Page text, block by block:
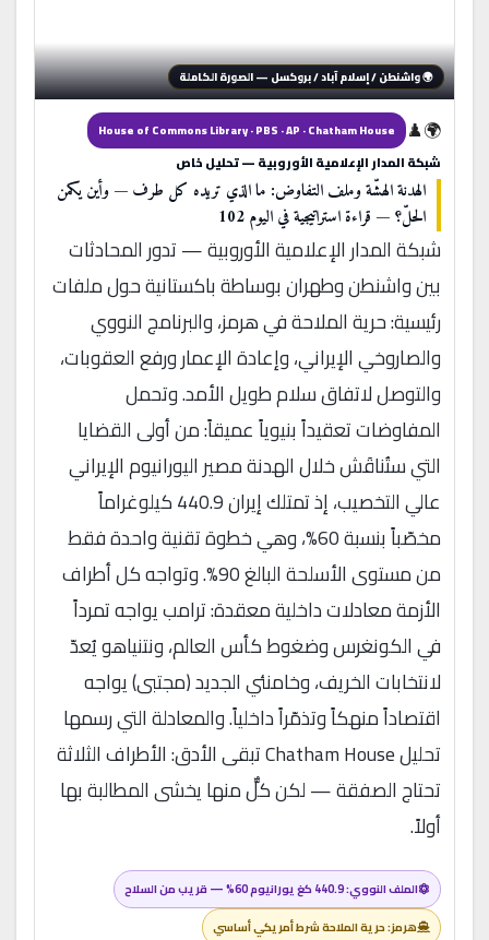
🌍 واشنطن / إسلام آباد / بروكسل — الصورة الكاملة
🌍♟️
House of Commons Library · PBS · AP · Chatham House
شبكة المدار الإعلامية الأوروبية — تحليل خاص
الهدنة الهشّة وملف التفاوض: ما الذي تريده كل طرف — وأين يكمن
الحلّ؟ — قراءة استراتيجية في اليوم 102
شبكة المدار الإعلامية الأوروبية — تدور المحادثات
بين واشنطن وطهران بوساطة باكستانية حول ملفات
رئيسية: حرية الملاحة في هرمز، والبرنامج النووي
والصاروخي الإيراني، وإعادة الإعمار ورفع العقوبات،
والتوصل لاتفاق سلام طويل الأمد. وتحمل
المفاوضات تعقيداً بنيوياً عميقاً: من أولى القضايا
التي ستُناقَش خلال الهدنة مصير اليورانيوم الإيراني
عالي التخصيب، إذ تمتلك إيران 440.9 كيلوغراماً
مخصّباً بنسبة 60%، وهي خطوة تقنية واحدة فقط
من مستوى الأسلحة البالغ 90%. وتواجه كل أطراف
الأزمة معادلات داخلية معقدة: ترامب يواجه تمرداً
في الكونغرس وضغوط كأس العالم، ونتنياهو يُعدّ
لانتخابات الخريف، وخامنئي الجديد (مجتبى) يواجه
اقتصاداً منهكاً وتذمّراً داخلياً. والمعادلة التي رسمها
تحليل Chatham House تبقى الأدق: الأطراف الثلاثة
تحتاج الصفقة — لكن كلٌّ منها يخشى المطالبة بها
أولاً.
الملف النووي: 440.9 كغ يورانيوم 60% — قريب من السلاح
هرمز: حرية الملاحة شرط أمريكي أساسي